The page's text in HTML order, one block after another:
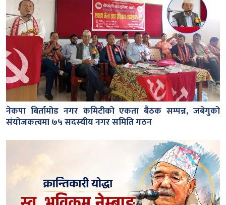
नेकपा बिर्तामोड नगर कमिटीको एकता बैठक सम्पन्न, जबेगुको
संयोजकत्वमा ७५ सदस्यीय नगर समिति गठन